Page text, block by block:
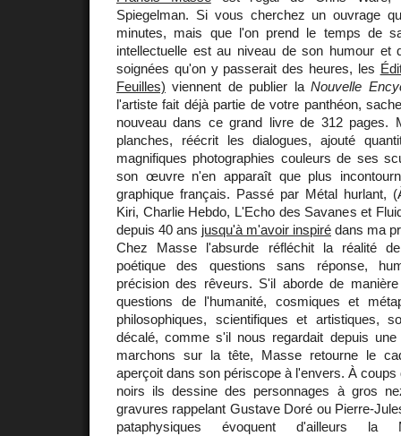
Spiegelman. Si vous cherchez un ouvrage
minutes, mais que l'on prend le temps de
intellectuelle est au niveau de son humour et
soignées qu'on y passerait des heures, les
Feuilles) viennent de publier laNouvelle
l'artiste fait déjà partie de votre panthéon,
nouveau dans ce grand livre de 312 pages.
planches, réécrit les dialogues, ajouté
magnifiques photographies couleurs de ses
son œuvre n'en apparaît que plus
graphique français. Passé par Métal hurlant,
Kiri, Charlie Hebdo, L'Echo des Savanes et
depuis 40 ans jusqu'à m'avoir inspiré dans ma
Chez Masse l'absurde réfléchit la réalité
poétique des questions sans réponse,
précision des rêveurs. S'il aborde de
questions de l'humanité, cosmiques et
philosophiques, scientifiques et artistiques,
décalé, comme s'il nous regardait depuis
marchons sur la tête, Masse retourne le
aperçoit dans son périscope à l'envers. À
noirs ils dessine des personnages à gros
gravures rappelant Gustave Doré ou Pierre-
pataphysiques évoquent d'ailleurs la